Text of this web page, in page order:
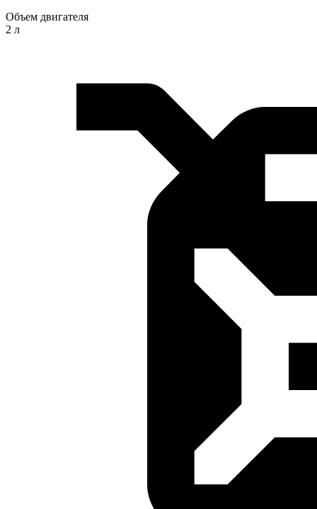
Объем двигателя
2 л